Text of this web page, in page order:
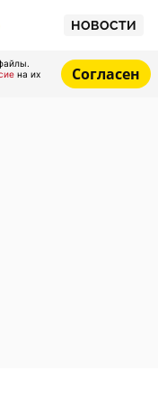
НОВОСТИ
на их
Согласен